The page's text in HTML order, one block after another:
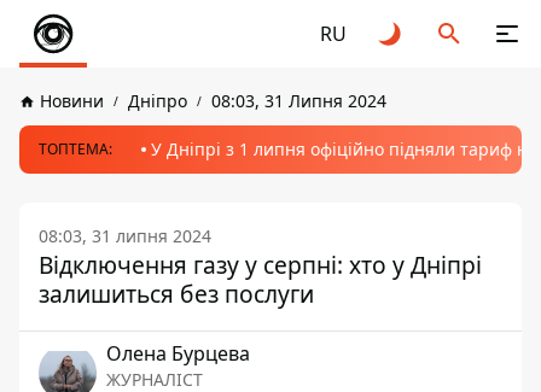
RU
Новини Дніпро 08:03, 31 Липня 2024
ТОПТЕМА: У Дніпрі з 1 липня офіційно підняли тариф
08:03, 31 липня 2024
Відключення газу у серпні: хто у Дніпрі
залишиться без послуги
Олена Бурцева
ЖУРНАЛІСТ